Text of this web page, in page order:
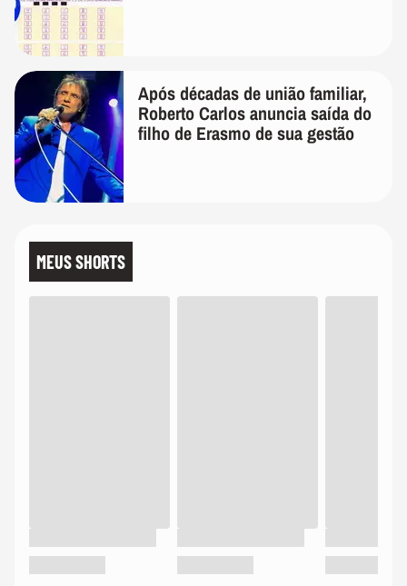
Após décadas de união familiar,
Roberto Carlos anuncia saída do
filho de Erasmo de sua gestão
MEUS SHORTS